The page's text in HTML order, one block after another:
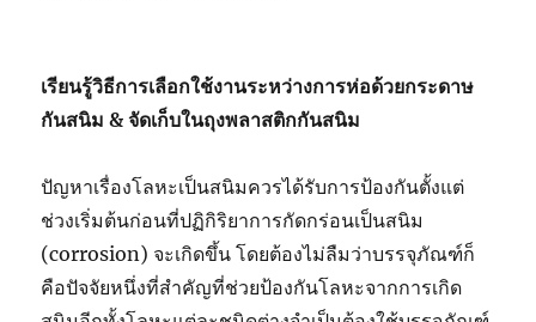
เรียนรู้วิธีการเลือกใช้งานระหว่างการห่อด้วยกระดาษ
กันสนิม & จัดเก็บในถุงพลาสติกกันสนิม
ปัญหาเรื่องโลหะเป็นสนิมควรได้รับการป้องกันตั้งแต่
ช่วงเริ่มต้นก่อนที่ปฏิกิริยาการกัดกร่อนเป็นสนิม
(corrosion) จะเกิดขึ้น โดยต้องไม่ลืมว่าบรรจุภัณฑ์ก็
คือปัจจัยหนึ่งที่สำคัญที่ช่วยป้องกันโลหะจากการเกิด